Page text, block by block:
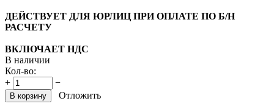
ДЕЙСТВУЕТ ДЛЯ ЮРЛИЦ ПРИ ОПЛАТЕ ПО Б/Н
РАСЧЕТУ
ВКЛЮЧАЕТ НДС
В наличии
Кол-во:
+
−
В корзину Отложить